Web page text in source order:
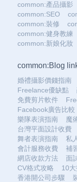
common:產品攝影
common:SEO
common:裝修
common:健身教練
common:新娘化妝
common:Blog
婚禮攝影價錢指南
Freelance優缺點
免費剪片軟件
Facebook廣告比較
樂隊表演指南
魔
台灣平面設計收費
舞者表演指南
私
會計服務收費
補
網店收款方法
面
CV格式攻略
10
香港開公司步驟